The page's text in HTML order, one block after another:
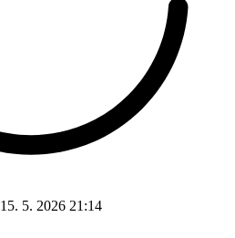
15. 5. 2026 21:14